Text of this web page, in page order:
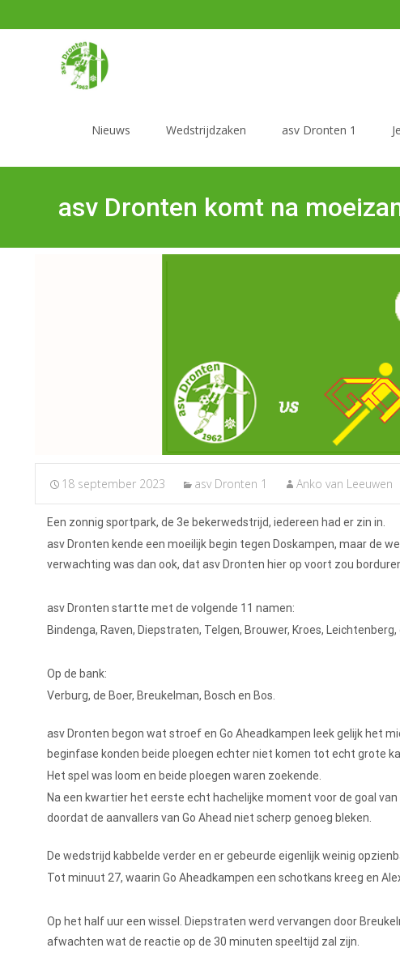
Nieuws Wedstrijdzaken asv Dronten 1
asv Dronten komt na
18 september 2023 asv Dronten 1 Anko van Leeuwen
Een zonnig sportpark, de 3e bekerwedstrijd, iedereen had er zin in.
asv Dronten kende een moeilijk begin tegen Doskampen, maar de
verwachting was dan ook, dat asv Dronten hier op voort zou
asv Dronten startte met de volgende 11 namen:
Bindenga, Raven, Diepstraten, Telgen, Brouwer, Kroes,
Op de bank:
Verburg, de Boer, Breukelman, Bosch en Bos.
asv Dronten begon wat stroef en Go Aheadkampen leek gelijk het
beginfase konden beide ploegen echter niet komen tot echt grote
Het spel was loom en beide ploegen waren zoekende.
Na een kwartier het eerste echt hachelijke moment voor de goal
doordat de aanvallers van Go Ahead niet scherp genoeg bleken.
De wedstrijd kabbelde verder en er gebeurde eigenlijk weinig
Tot minuut 27, waarin Go Aheadkampen een schotkans kreeg en
Op het half uur een wissel. Diepstraten werd vervangen door
afwachten wat de reactie op de 30 minuten speeltijd zal zijn.